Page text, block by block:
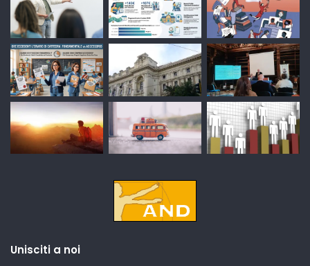
Unisciti a noi